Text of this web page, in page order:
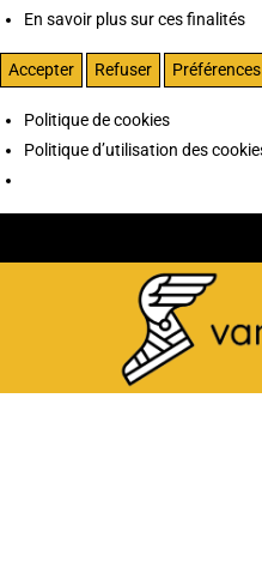
En savoir plus sur ces finalités
Accepter Refuser Préférences
Politique de cookies
Politique d’utilisation des